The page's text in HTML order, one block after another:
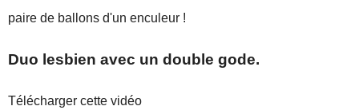
paire de ballons d'un enculeur !
Duo lesbien avec un double gode.
Télécharger cette vidéo